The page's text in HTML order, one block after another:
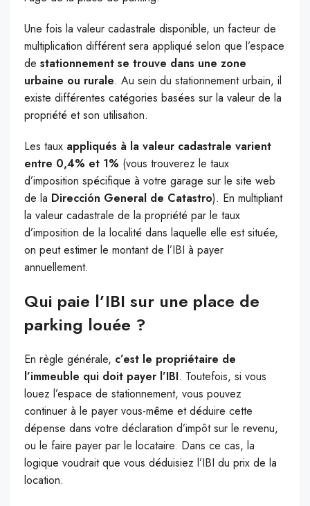
Une fois la valeur cadastrale disponible, un facteur de
multiplication différent sera appliqué selon que l’espace
de stationnement se trouve dans une zone
urbaine ou rurale. Au sein du stationnement urbain, il
existe différentes catégories basées sur la valeur de la
propriété et son utilisation.
Les taux appliqués à la valeur cadastrale varient
entre 0,4% et 1% (vous trouverez le taux
d’imposition spécifique à votre garage sur le site web
de la Dirección General de Catastro). En multipliant
la valeur cadastrale de la propriété par le taux
d’imposition de la localité dans laquelle elle est située,
on peut estimer le montant de l’IBI à payer
annuellement.
Qui paie l’IBI sur une place de
parking louée ?
En règle générale, c’est le propriétaire de
l’immeuble qui doit payer l’IBI. Toutefois, si vous
louez l’espace de stationnement, vous pouvez
continuer à le payer vous-même et déduire cette
dépense dans votre déclaration d’impôt sur le revenu,
ou le faire payer par le locataire. Dans ce cas, la
logique voudrait que vous déduisiez l’IBI du prix de la
location.